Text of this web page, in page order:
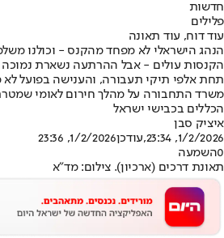
חדשות
פלילים
עוד דוח, עוד תאונה
הנהג הישראלי לא מפחד מהקנס - וכולנו
הקנסות עולים - אבל ההרתעה נשארת
תחת אלפי תיקי תעבורה, והענישה בפועל לא
משרד התחבורה על מהלך חירום לאומי
הכללים בכבישי ישראל
איציק סבן
1/2/2026, 23:34
,עודכן1/2/2026, 23:36
0השמעה
תאונת דרכים (ארכיון). צילום: מד"א